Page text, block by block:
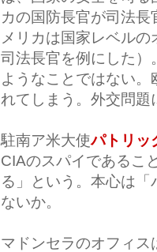
カの国防長官が司法
メリカは国家レベル
司法長官を例にした）
ようなことではない
れてしまう。外交問
駐南ア米大使パトリッ
CIAのスパイであるこ
る」という。本心は
ないか。
マドンセラのオフィ